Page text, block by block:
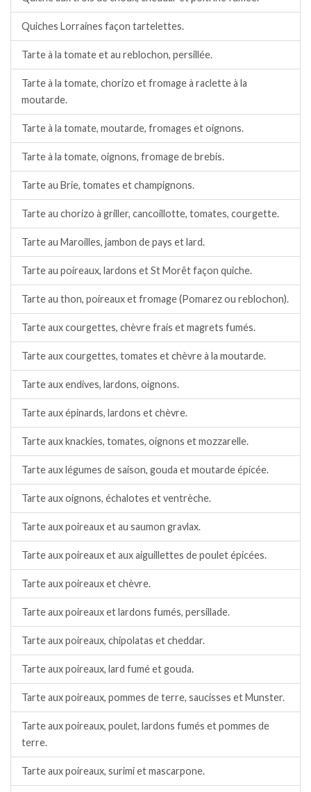
Quiches Lorraines façon tartelettes.
Tarte à la tomate et au reblochon, persillée.
Tarte à la tomate, chorizo et fromage à raclette à la
moutarde.
Tarte à la tomate, moutarde, fromages et oignons.
Tarte à la tomate, oignons, fromage de brebis.
Tarte au Brie, tomates et champignons.
Tarte au chorizo à griller, cancoillotte, tomates, courgette.
Tarte au Maroilles, jambon de pays et lard.
Tarte au poireaux, lardons et St Morêt façon quiche.
Tarte au thon, poireaux et fromage (Pomarez ou reblochon).
Tarte aux courgettes, chèvre frais et magrets fumés.
Tarte aux courgettes, tomates et chèvre à la moutarde.
Tarte aux endives, lardons, oignons.
Tarte aux épinards, lardons et chèvre.
Tarte aux knackies, tomates, oignons et mozzarelle.
Tarte aux légumes de saison, gouda et moutarde épicée.
Tarte aux oignons, échalotes et ventrèche.
Tarte aux poireaux et au saumon gravlax.
Tarte aux poireaux et aux aiguillettes de poulet épicées.
Tarte aux poireaux et chèvre.
Tarte aux poireaux et lardons fumés, persillade.
Tarte aux poireaux, chipolatas et cheddar.
Tarte aux poireaux, lard fumé et gouda.
Tarte aux poireaux, pommes de terre, saucisses et Munster.
Tarte aux poireaux, poulet, lardons fumés et pommes de
terre.
Tarte aux poireaux, surimi et mascarpone.